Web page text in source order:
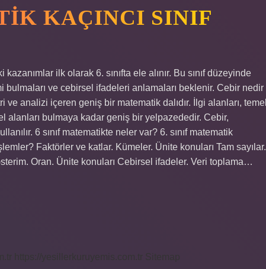
KAÇINCI SINIF
ilk olarak 6. sınıfta ele alınır. Bu sınıf düzeyinde
ve cebirsel ifadeleri anlamaları beklenir. Cebir nedir
ve analizi içeren geniş bir matematik dalıdır. İlgi alanları, temel
alanları bulmaya kadar geniş bir yelpazededir. Cebir,
6 sınıf matematikte neler var? 6. sınıf matematik
Faktörler ve katlar. Kümeler. Ünite konuları Tam sayılar.
Oran. Ünite konuları Cebirsel ifadeler. Veri toplama…